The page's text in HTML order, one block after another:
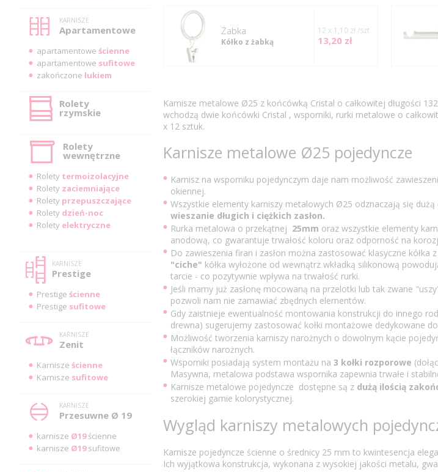
KARNISZE
Apartamentowe
apartamentowe ścienne
apartamentowe sufitowe
zakończone łukiem
Rolety
rzymskie
Rolety
wewnętrzne
Rolety termoizolacyjne
Rolety zaciemniające
Rolety przepuszczające
Rolety dzień-noc
Rolety elektryczne
KARNISZE
Prestige
Prestige ścienne
Prestige sufitowe
KARNISZE
Zenit
Karnisze ścienne
Karnisze sufitowe
KARNISZE
Przesuwne Ø 19
karnisze Ø19ścienne
karnisze Ø19sufitowe
Żabka
Kółko z żabką
12 x 1,10 zł /szt
13,20 zł
Karnisze metalowe Ø25 z końcówką Cristal o całkowitej długości
wchodzą dwie końcówki Cristal , wsporniki, rurki metalowe o
x 12 sztuk.
Karnisze metalowe Ø25 pojedyncze
Karnisz na wsporniku pojedynczym daje nam możliwość
okiennej.
Wszystkie elementy karniszy metalowych Ø25 odznaczają się
wieszanie długich i ciężkich zasłon.
Rurka metalowa o przekątnej 25mm oraz wszystkie elementy
anodową, co gwarantuje trwałość koloru oraz odporność na
Do zawieszenia firan i zasłon można zastosować klasyczne kółka
"ciche" kółka wyłożone od wewnątrz wkładką silikonową
tarcie - co pozytywnie wpływa na trwałość rurki.
Jeśli mamy już zasłonę mocowaną na przelotki lub tak zwane
pozwoli nam nie zamawiać zbędnych elementów.
Gdy zaistnieje ewentualność montowania konstrukcji do innego
drewna) sugerujemy zastosować kołki montażowe dedykowane
Możliwość tworzenia karniszy narożnych o dowolnym kącie
łączników narożnych.
Wsporniki posiadają system montażu na 3 kołki rozporowe
Masywna, metalowa podstawa wspornika zapewnia trwałe i
Karnisze metalowe pojedyncze dostępne są z dużą ilością
szerokiej gamie kolorystycznej.
Wygląd karniszy metalowych
Karnisze pojedyncze ścienne o średnicy 25 mm to kwintesencja
Ich wyjątkowa konstrukcja, wykonana z wysokiej jakości metalu,